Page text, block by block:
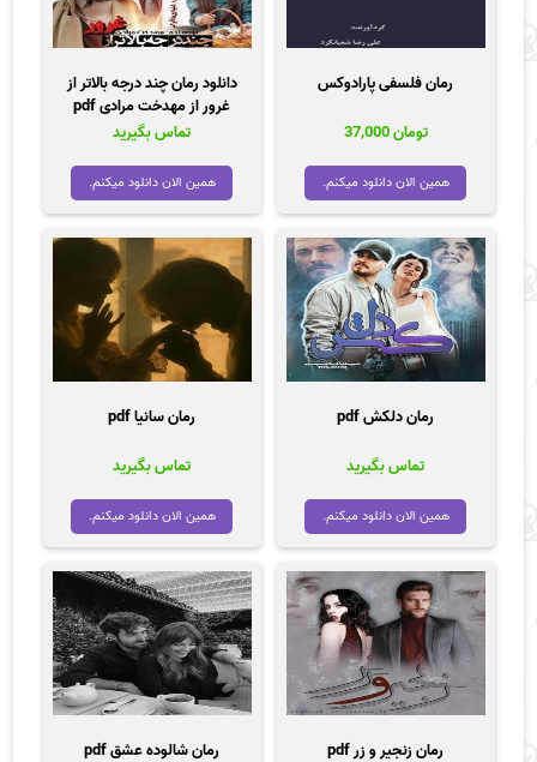
رمان فلسفی پارادوکس
تومان37,000
همین الان دانلود میکنم.
دانلود رمان چند درجه بالاتر از
غرور از مهدخت مرادی pdf
تماس بگیرید
همین الان دانلود میکنم.
رمان دلکش pdf
تماس بگیرید
همین الان دانلود میکنم.
رمان سانیا pdf
تماس بگیرید
همین الان دانلود میکنم.
رمان زنجیر و زر pdf رمان شالوده عشق pdf